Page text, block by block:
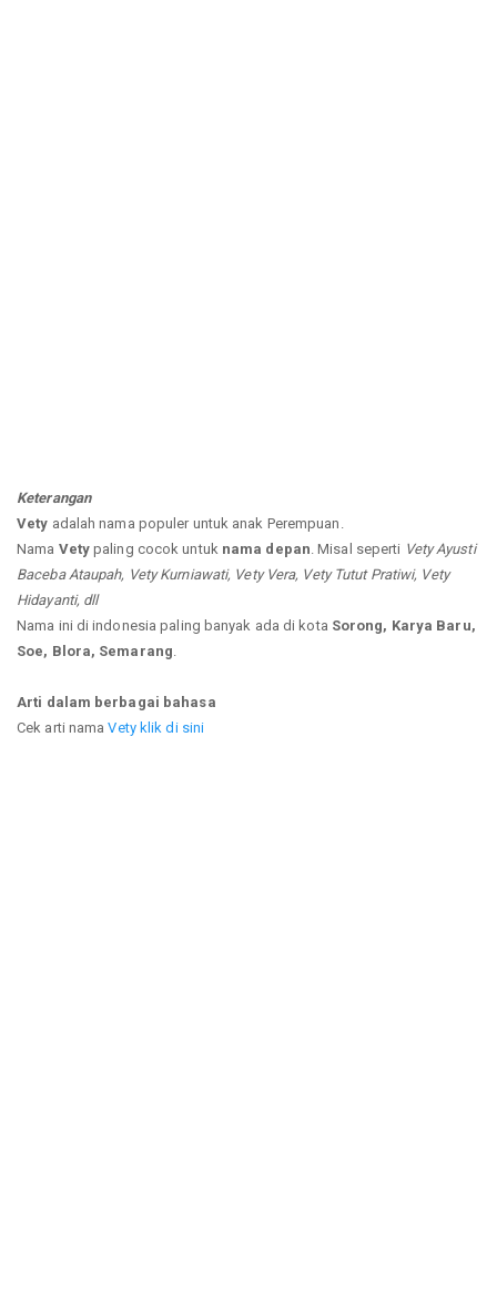
Keterangan
Vety adalah nama populer untuk anak Perempuan.
Nama Vetypaling cocok untuk nama depan . Misal seperti Vety Ayusti
Baceba Ataupah, Vety Kurniawati, Vety Vera, Vety Tutut Pratiwi, Vety
Hidayanti, dll
Nama ini di indonesia paling banyak ada di kota Sorong, Karya Baru,
Soe, Blora, Semarang
Arti dalam berbagai bahasa
Cek arti namaVety klik di sini